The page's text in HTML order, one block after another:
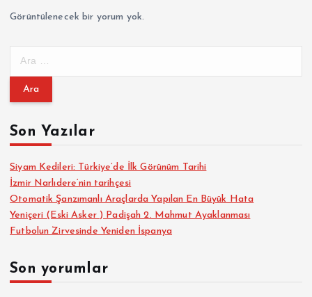
a
s
ı
Görüntülenecek bir yorum yok.
m
:Son Yazılar
Siyam Kedileri: Türkiye’de İlk Görünüm Tarihi
İzmir Narlıdere‘nin tarihçesi
Otomatik Şanzımanlı Araçlarda Yapılan En Büyük Hata
Yeniçeri (Eski Asker ) Padişah 2. Mahmut Ayaklanması
Futbolun Zirvesinde Yeniden İspanya
Son yorumlar